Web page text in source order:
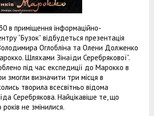
в приміщення інформаційно-
“Бузок” відбудеться презентація
Оглобліна та Олени Долженко
Шляхами Зінаїди Серебрякової”.
під час експедиції до Марокко в
змогли визначити три місця в
творила всесвітньо відома
Серебрякова. Найцікавіше те, що
не змінилися.